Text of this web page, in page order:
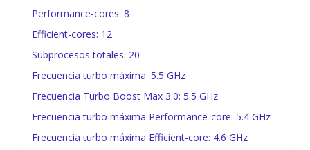
Performance-cores: 8
Efficient-cores: 12
Subprocesos totales: 20
Frecuencia turbo máxima: 5.5 GHz
Frecuencia Turbo Boost Max 3.0: 5.5 GHz
Frecuencia turbo máxima Performance-core: 5.4 GHz
Frecuencia turbo máxima Efficient-core: 4.6 GHz